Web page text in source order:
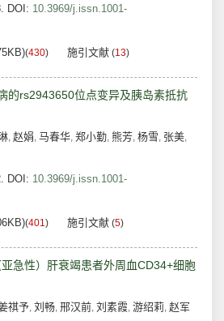
DOI: 10.3969/j.issn.1001-
(430) 施引文献 (13)
的rs2943650位点变异及胰岛素抵抗
, 赵娟, 马春华, 郑小勤, 熊芳, 杨雪, 张美,
DOI: 10.3969/j.issn.1001-
(401) 施引文献 (5)
急性）肝衰竭患者外周血CD34+细胞
祺予, 刘畅, 邢汉前, 刘素霞, 游绍莉, 赵军